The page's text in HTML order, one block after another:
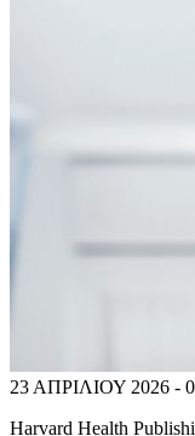
23 ΑΠΡΙΛΙΟΥ 2026 -
Harvard Health